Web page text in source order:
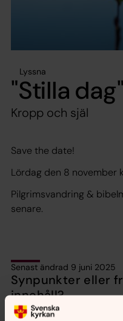
Lyssna
"Stilla dag"
Kropp och själ
Save the date!
Lördag den 8 november
Pilgrimsvandring &
senare.
Senast ändrad 9 juni 2025
Synpunkter eller
innehåll?